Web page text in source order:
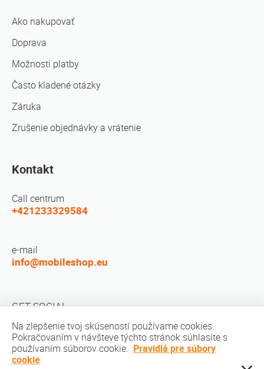
Ako nakupovať
Doprava
Možnosti platby
Často kladené otázky
Záruka
Zrušenie objednávky a vrátenie
Kontakt
Call centrum
+421233329584
e-mail
info@mobileshop.eu
GET SOCIAL
Na zlepšenie tvoj skúseností používame cookies.
Pokračovaním v návšteve týchto stránok súhlasíte s
používaním súborov cookie. Pravidlá pre súbory
cookie